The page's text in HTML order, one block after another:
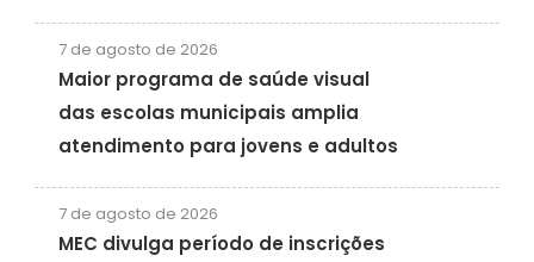
7 de agosto de 2026
Maior programa de saúde visual
das escolas municipais amplia
atendimento para jovens e adultos
7 de agosto de 2026
MEC divulga período de inscrições